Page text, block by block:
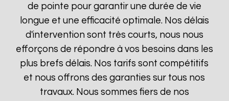
de pointe pour garantir une durée de vie
longue et une efficacité optimale. Nos délais
d'intervention sont très courts, nous nous
efforçons de répondre à vos besoins dans les
plus brefs délais. Nos tarifs sont compétitifs
et nous offrons des garanties sur tous nos
travaux. Nous sommes fiers de nos